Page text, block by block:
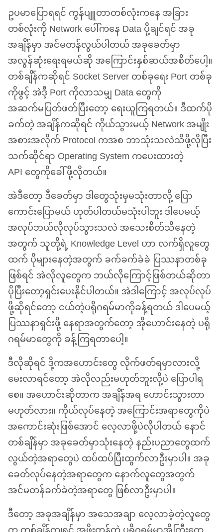
ဥပမာပြောရရင် ကွန်ပျူတာတစ်လုံးကနေ အခြား
တစ်လုံးကို Network ပေါ်ကနေ Data ပို့ချင်ရင် အခု
အချိန်မှာ အင်မတန်လွယ်ပါတယ် အခုခေတ်မှာ
အလွန်ဆုံးရေးရမယ်ဆို အကြောင်းနှစ်ဆယ်အစိတ်ပေါ့။
တစ်ချိန်ကဆိုရင် Socket Server တစ်ခုရေး Port တစ်ခု
ကိုဖွင့် အဲဒီ့ Port ကိုလာသမျှ Data တွေကို
အဆက်မပြတ်ဖတ်ပြီးတော့ ရေးယူကြရတယ်။ ဒီထက်ပို
ခက်တဲ့ အချိန်ကဆိုရင် ကိုယ်သွားမယ့် Network အမျိုး
အစားအလိုက် Protocol ကအစ ဘာသုံးသလဲသိဖို့လိုပြီး
သက်ဆိုင်ရာ Operating System ကပေးထားတဲ့
APIတွေကိုခေါ်ဖို့လိုတယ်။
အဲဒီတော့ ဒီခေတ်မှာ ဒါတွေသုံးမှမသုံးတာလို့ ပြော
ကောင်းပြောမယ် ဟုတ်ပါတယ်မသုံးပါဘူး ဒါပေမယ့်
အလုပ်ဘယ်လိုလုပ်သွားသလဲ အသေးစိတ်သိနေတဲ့
အတွက် သူတို့ရဲ့ Knowledge Level ဟာ လက်ရှိလူတွေ
ထက် ပိုများနေတဲ့အတွက် ခက်ခက်ခဲခဲ ပြဿနာတစ်ခု
ဖြစ်ရင် အဲလိုလူတွေက ဘယ်လိုကြောင့်ဖြစ်တယ်ဆိုတာ
ပိုပြီးတော့ရှင်းပေးနိုင်ပါတယ်။ အဲဒါကြောင့် အလုပ်လုပ်
ဖို့ဆိုရင်တော့ ငယ်တဲ့ပရိုဂရမ်မာကိုခန့်ရတယ် ဒါပေမယ့်
ပြဿနာရှင်းဖို့ နေရာအတွက်တော့ အိုဟောင်းနေတဲ့ ပရို
ဂရမ်မာတွေကို ခန့်ကြရတာပေါ့။
ဒီလိုဆိုရင် ဒို့ကအဟောင်းတွေ လိုက်ဖတ်ရမှာလားလို့
မေးလာရင်တော့ အဲလိုလည်းမဟုတ်ဘူးလို့ပဲ ပြောပါရ
စေ။ အဟောင်းဆိုတာက အချိန်အရ ဟောင်းသွားတာ
မဟုတ်လား။ ကိုယ်လုပ်နေတဲ့ အကြောင်းအရာတွေကိုပဲ
အကောင်းဆုံးဖြစ်အောင် လေ့လာဖို့ပဲလိုပါတယ် နောင်
တစ်ချိန်မှာ အခုခေတ်မှာသုံးနေတဲ့ နည်းပညာတွေထက်
လွယ်တဲ့အရာတွေပဲ ထပ်ထပ်ပြီးထွက်လာဦးမှာပါ။ အခု
ခေတ်လုပ်နေတဲ့အရာတွေက နောက်လူတွေအတွက်
အင်မတန်ခက်ခဲတဲ့အရာတွေ ဖြစ်လာဦးမှာပါ။
ဒီတော့ အခုအချိန်မှာ အသေအချာ လေ့လာခဲ့တဲ့လူတွေ